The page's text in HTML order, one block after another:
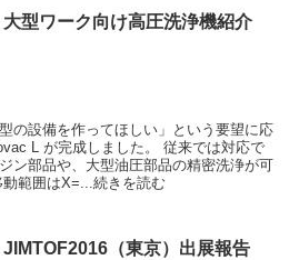
大型ワーク向け高圧洗浄機紹介
の設備を作ってほしい」という要望に応
L が完成しました。 従来では対応で
ン部品や、大型油圧部品の精密洗浄が可
範囲はX=...続きを読む
JIMTOF2016（東京）出展報告